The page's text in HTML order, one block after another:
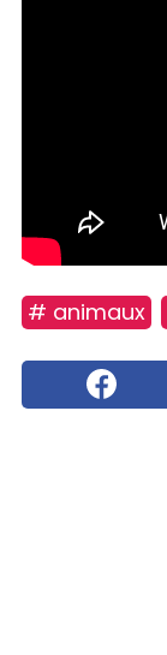
# animaux